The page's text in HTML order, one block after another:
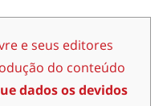
e seus editores
do conteúdo
dados os devidos